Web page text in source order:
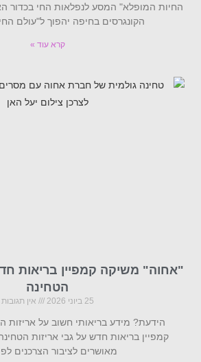
החיות המופלא" המסע לנפלאות החי בכדור
הקונגרסים בחיפה יהפוך ל"עולם
קרא עוד »
"אחוה" משיקה קמפיין בריאות
הטחינה
25 ביוני 2026 אין תגובות
הידעת? מידע בריאותי חשוב על אריזות
קמפיין בריאות חדש על גבי אריזות
מאושרים לציבור הצרכנים